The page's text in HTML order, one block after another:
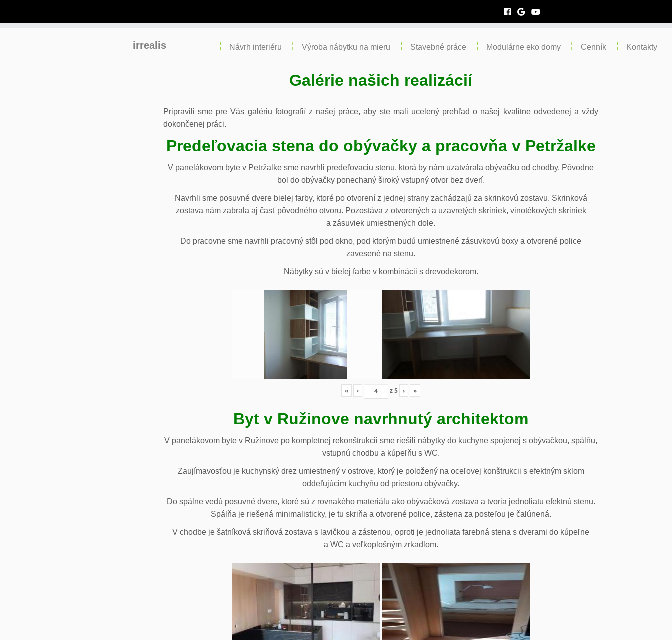
irrealis Návrh interiéru Výroba nábytku na mieru Stavebné práce Modulárne eko domy Cenník Kontakty
Galérie našich realizácií
Pripravili sme pre Vás galériu fotografií z našej práce, aby ste mali ucelený prehľad o našej kvalitne odvedenej a vždy
dokončenej práci.
Predeľovacia stena do obývačky a pracovňa v Petržalke
V panelákovom byte v Petržalke sme navrhli predeľovaciu stenu, ktorá by nám uzatvárala obývačku od chodby. Pôvodne
bol do obývačky ponechaný široký vstupný otvor bez dverí.
Navrhli sme posuvné dvere bielej farby, ktoré po otvorení z jednej strany zachádzajú za skrinkovú zostavu. Skrinková
zostava nám zabrala aj časť pôvodného otvoru. Pozostáva z otvorených a uzavretých skriniek, vinotékových skriniek
a zásuviek umiestnených dole.
Do pracovne sme navrhli pracovný stôl pod okno, pod ktorým budú umiestnené zásuvkovú boxy a otvorené police
zavesené na stenu.
Nábytky sú v bielej farbe v kombinácii s drevodekorom.
« ‹ z5 › »
Byt v Ružinove navrhnutý architektom
V panelákovom byte v Ružinove po kompletnej rekonštrukcii sme riešili nábytky do kuchyne spojenej s obývačkou, spálňu,
vstupnú chodbu a kúpeľňu s WC.
Zaujímavosťou je kuchynský drez umiestnený v ostrove, ktorý je položený na oceľovej konštrukcii s efektným sklom
oddeľujúcim kuchyňu od priestoru obývačky.
Do spálne vedú posuvné dvere, ktoré sú z rovnakého materiálu ako obývačková zostava a tvoria jednoliatu efektnú stenu.
Spálňa je riešená minimalisticky, je tu skriňa a otvorené police, zástena za posteľou je čalúnená.
V chodbe je šatníková skriňová zostava s lavičkou a zástenou, oproti je jednoliata farebná stena s dverami do kúpeľne
a WC a veľkoplošným zrkadlom.